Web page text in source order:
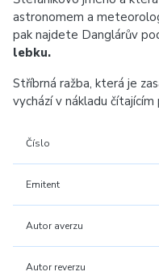
astronomem a
pak najdete Danglárův
lebku.
Stříbrná ražba, která je
vychází v nákladu čítajícím
Číslo
Emitent
Autor averzu
Autor reverzu